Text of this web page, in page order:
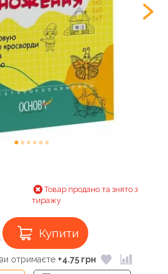
Товар продано та знято з
тиражу
Купити
отримаєте +4.75 грн